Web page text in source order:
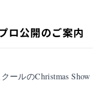
公開のご案内
ールのChristmas Show